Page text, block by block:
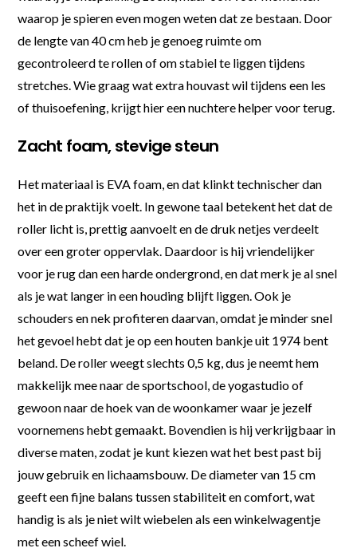
waarop je spieren even mogen weten dat ze bestaan. Door
de lengte van 40 cm heb je genoeg ruimte om
gecontroleerd te rollen of om stabiel te liggen tijdens
stretches. Wie graag wat extra houvast wil tijdens een les
of thuisoefening, krijgt hier een nuchtere helper voor terug.
Zacht foam, stevige steun
Het materiaal is EVA foam, en dat klinkt technischer dan
het in de praktijk voelt. In gewone taal betekent het dat de
roller licht is, prettig aanvoelt en de druk netjes verdeelt
over een groter oppervlak. Daardoor is hij vriendelijker
voor je rug dan een harde ondergrond, en dat merk je al snel
als je wat langer in een houding blijft liggen. Ook je
schouders en nek profiteren daarvan, omdat je minder snel
het gevoel hebt dat je op een houten bankje uit 1974 bent
beland. De roller weegt slechts 0,5 kg, dus je neemt hem
makkelijk mee naar de sportschool, de yogastudio of
gewoon naar de hoek van de woonkamer waar je jezelf
voornemens hebt gemaakt. Bovendien is hij verkrijgbaar in
diverse maten, zodat je kunt kiezen wat het best past bij
jouw gebruik en lichaamsbouw. De diameter van 15 cm
geeft een fijne balans tussen stabiliteit en comfort, wat
handig is als je niet wilt wiebelen als een winkelwagentje
met een scheef wiel.